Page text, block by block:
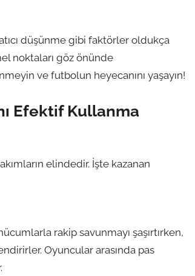
düşünme gibi faktörler oldukça
noktaları göz önünde
ve futbolun heyecanını yaşayın!
Efektif Kullanma
elindedir. İşte kazanan
rakip savunmayı şaşırtırken,
Oyuncular arasında pas